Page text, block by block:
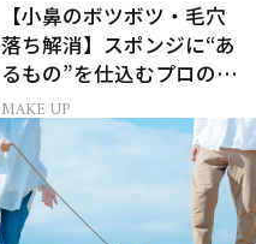
【小鼻のボツボツ・毛穴
落ち解消】スポンジに“あ
るもの”を仕込むプロの超
簡単メイクテク
MAKE UP